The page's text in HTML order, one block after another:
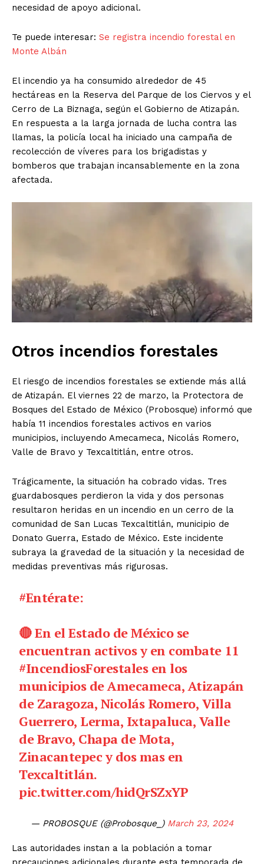
El Suplemento
SUSCRIBIRSE
Estados
Aguascalientes Baja California
Chihuahua
Ciudad de México Coahuila
Colima Durango Estado de México
necesidad de apoyo adicional.
Te puede interesar: Se registra incendio forestal en
Monte Albán
El incendio ya ha consumido alrededor de 45
hectáreas en la Reserva del Parque de los Ciervos y el
Cerro de La Biznaga, según el Gobierno de Atizapán.
En respuesta a la larga jornada de lucha contra las
llamas, la policía local ha iniciado una campaña de
recolección de víveres para los brigadistas y
bomberos que trabajan incansablemente en la zona
afectada.
Otros incendios forestales
El riesgo de incendios forestales se extiende más allá
de Atizapán. El viernes 22 de marzo, la Protectora de
Bosques del Estado de México (Probosque) informó que
había 11 incendios forestales activos en varios
municipios, incluyendo Amecameca, Nicolás Romero,
Valle de Bravo y Texcaltitlán, entre otros.
Trágicamente, la situación ha cobrado vidas. Tres
guardabosques perdieron la vida y dos personas
resultaron heridas en un incendio en un cerro de la
comunidad de San Lucas Texcaltitlán, municipio de
Donato Guerra, Estado de México. Este incidente
subraya la gravedad de la situación y la necesidad de
medidas preventivas más rigurosas.
#Entérate:
🔴 En el Estado de México se
encuentran activos y en combate 11
#IncendiosForestalesen los
municipios de Amecameca, Atizapán
de Zaragoza, Nicolás Romero, Villa
Guerrero, Lerma, Ixtapaluca, Valle
de Bravo, Chapa de Mota,
Zinacantepec y dos mas en
Texcaltitlán.
pic.twitter.com/hidQrSZxYP
— PROBOSQUE (@Probosque_) March 23, 2024
Las autoridades instan a la población a tomar